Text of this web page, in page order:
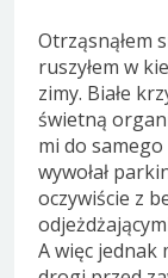
Otrząsnąłem
ruszyłem w
zimy. Białe
świetną
mi do
wywołał
oczywiście z
A więc jednak